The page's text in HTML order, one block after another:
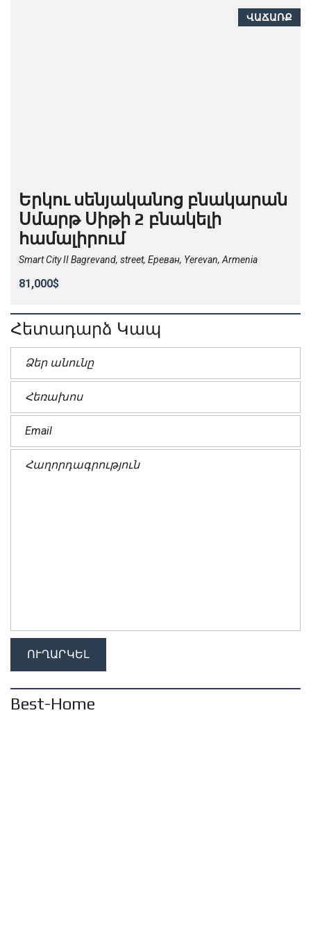
ՎԱՃԱՌՔ
Երկու սենյականոց բնակարան
Սմարթ Սիթի 2 բնակելի
համալիրում
Smart City II Bagrevand, street, Ереван, Yerevan, Armenia
81,000$
Հետադարձ Կապ
Best-Home